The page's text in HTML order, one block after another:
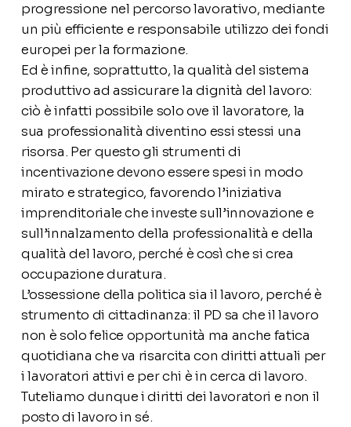
progressione nel percorso lavorativo, mediante
un più efficiente e responsabile utilizzo dei fondi
europei per la formazione.
Ed è infine, soprattutto, la qualità del sistema
produttivo ad assicurare la dignità del lavoro:
ciò è infatti possibile solo ove il lavoratore, la
sua professionalità diventino essi stessi una
risorsa. Per questo gli strumenti di
incentivazione devono essere spesi in modo
mirato e strategico, favorendo l’iniziativa
imprenditoriale che investe sull’innovazione e
sull’innalzamento della professionalità e della
qualità del lavoro, perché è così che si crea
occupazione duratura.
L’ossessione della politica sia il lavoro, perché è
strumento di cittadinanza: il PD sa che il lavoro
non è solo felice opportunità ma anche fatica
quotidiana che va risarcita con diritti attuali per
i lavoratori attivi e per chi è in cerca di lavoro.
Tuteliamo dunque i diritti dei lavoratori e non il
posto di lavoro in sé.